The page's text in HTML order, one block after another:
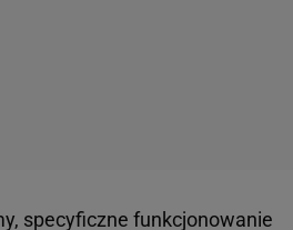
specyficzne funkcjonowanie